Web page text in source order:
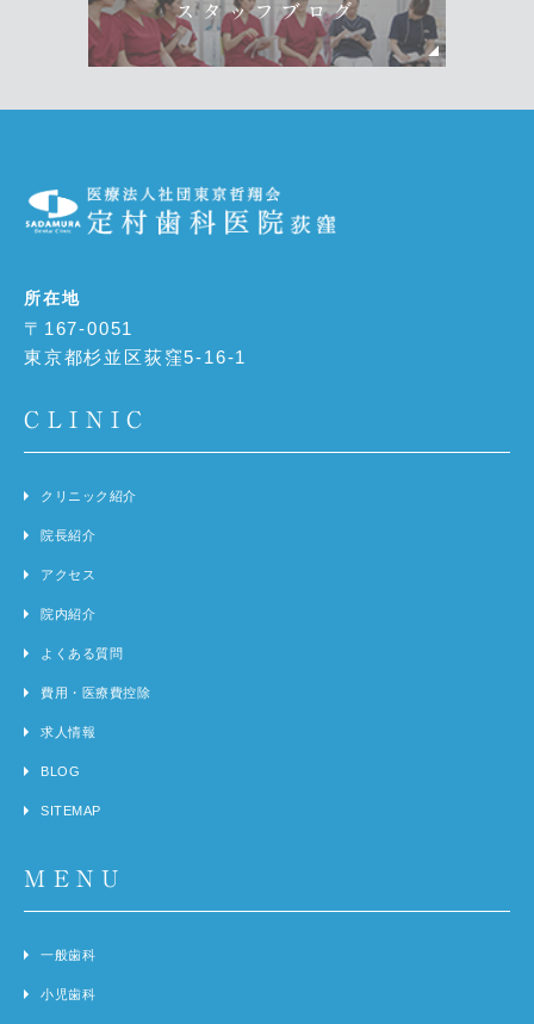
スタッフブログ
所在地
〒167-0051
東京都杉並区荻窪5-16-1
CLINIC
クリニック紹介
院長紹介
アクセス
院内紹介
よくある質問
費用・医療費控除
求人情報
BLOG
SITEMAP
MENU
一般歯科
小児歯科